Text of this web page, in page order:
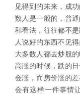
见得到的未来，成
数人是一般的，普
和看法，往往都不
人说好的东西不见
大多数人都去炒股
高涨的时候，跌的
会涨，而房价涨的
会有这样一件事情